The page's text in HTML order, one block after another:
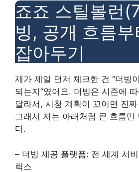
죠죠 스틸볼런
빙, 공개 흐름부
잡아두기
제가 제일 먼저 체크한 건 “더빙
되는지”였어요. 더빙은 시즌에
달라서, 시청 계획이 꼬이면 진
그래서 저는 아래처럼 큰 흐름만
다.
– 더빙 제공 플랫폼: 전 세계 서
릭스